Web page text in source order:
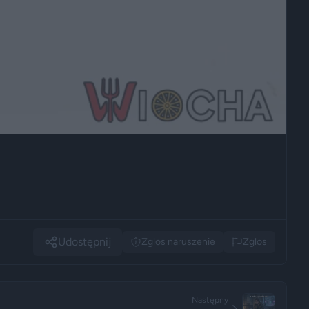
Udostępnij Zglos naruszenie Zglos
Następny